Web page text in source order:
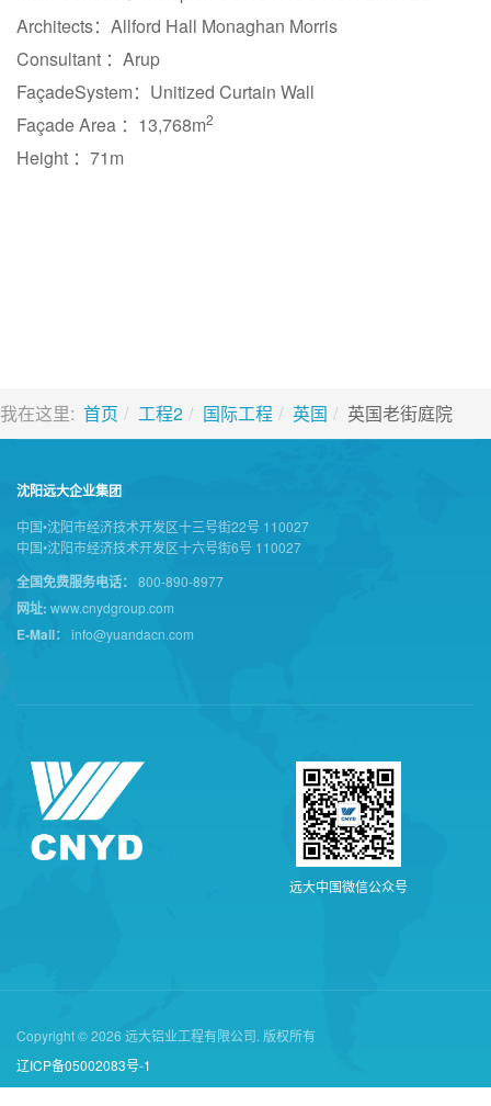
Architects：Allford Hall Monaghan Morris
Consultant ：Arup
FaçadeSystem：Unitized Curtain Wall
Façade Area ：13,768m2
Height ：71m
我在这里: 首页 工程2 国际工程 英国 英国老街庭院
沈阳远大企业集团
中国•沈阳市经济技术开发区十三号街22号 110027
中国•沈阳市经济技术开发区十六号街6号 110027
全国免费服务电话： 800-890-8977
网址: www.cnydgroup.com
E-Mail： info@yuandacn.com
远大中 国微信公众号
Copyright © 2026 远大铝业工程有限公司. 版权所有
辽ICP备05002083号-1